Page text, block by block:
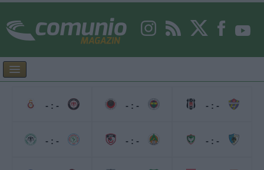
- : -
- : -
- : -
- : -
- : -
- : -